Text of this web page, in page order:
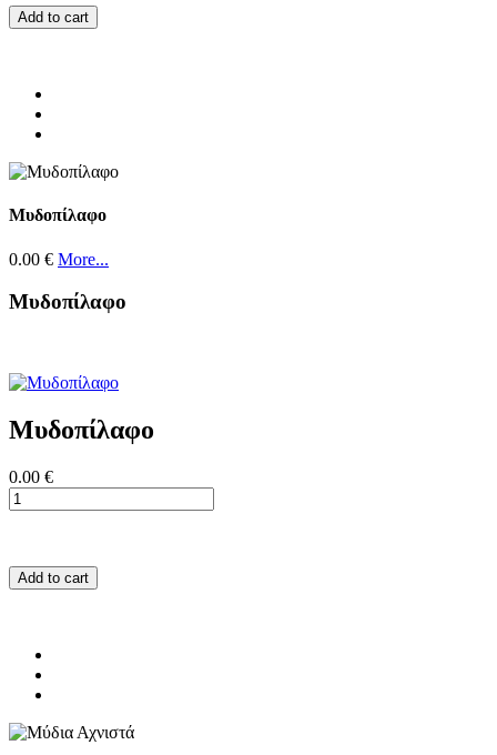
Add to cart
Μυδοπίλαφο
0.00 € More...
Μυδοπίλαφο
Μυδοπίλαφο
0.00 €
Add to cart